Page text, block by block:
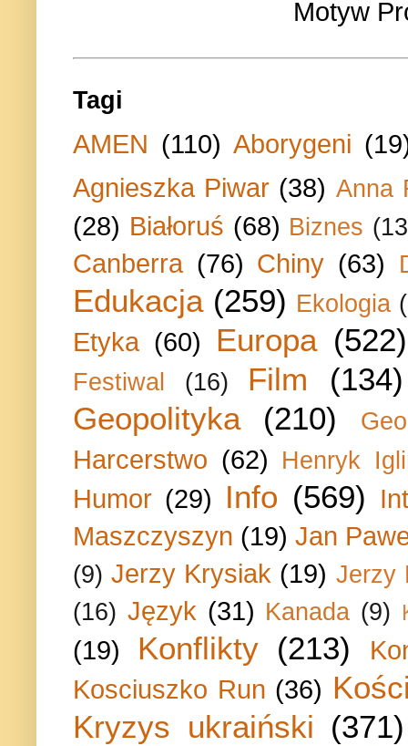
Motyw
Tagi
AMEN (110) Aborygeni
Agnieszka Piwar (38) Anna
(28) Białoruś (68) Biznes
Canberra (76) Chiny (63)
Edukacja (259) Ekologia
Etyka (60) Europa (522)
Festiwal (16) Film
(134)
Geopolityka
(210)
Harcerstwo (62) Henryk
Humor (29) Info (569)
Maszczyszyn (19) Jan
(9) Jerzy Krysiak (19) Jerzy
(16) Język (31) Kanada (9)
(19) Konflikty (213)
Kosciuszko Run (36)
Kryzys ukraiński (371)